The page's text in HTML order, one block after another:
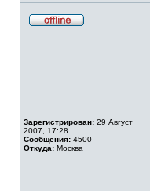
Зарегистрирован: 29 Август
2007, 17:28
Сообщения: 4500
Откуда: Москва